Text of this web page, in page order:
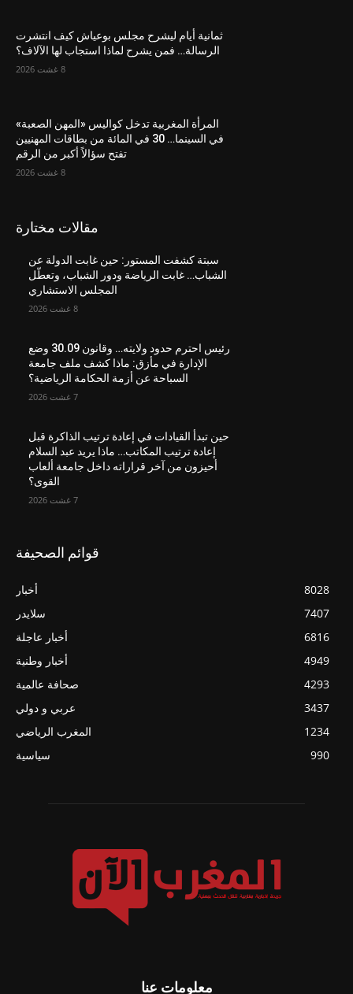
ثمانية أيام ليشرح مجلس بوعياش كيف انتشرت
الرسالة… فمن يشرح لماذا استجاب لها الآلاف؟
8 غشت 2026
المرأة المغربية تدخل كواليس «المهن الصعبة»
في السينما… 30 في المائة من بطاقات المهنيين
تفتح سؤالاً أكبر من الرقم
8 غشت 2026
مقالات مختارة
سبتة كشفت المستور: حين غابت الدولة عن
الشباب… غابت الرياضة ودور الشباب، وتعطّل
المجلس الاستشاري
8 غشت 2026
رئيس احترم حدود ولايته… وقانون 30.09 وضع
الإدارة في مأزق: ماذا كشف ملف جامعة
السباحة عن أزمة الحكامة الرياضية؟
7 غشت 2026
حين تبدأ القيادات في إعادة ترتيب الذاكرة قبل
إعادة ترتيب المكاتب… ماذا يريد عبد السلام
أحيزون من آخر قراراته داخل جامعة ألعاب
القوى؟
7 غشت 2026
قوائم الصحيفة
أخبار
8028
سلايدر
7407
أخبار عاجلة
6816
أخبار وطنية
4949
صحافة عالمية
4293
عربي و دولي
3437
المغرب الرياضي
1234
سياسية
990
معلومات عنا